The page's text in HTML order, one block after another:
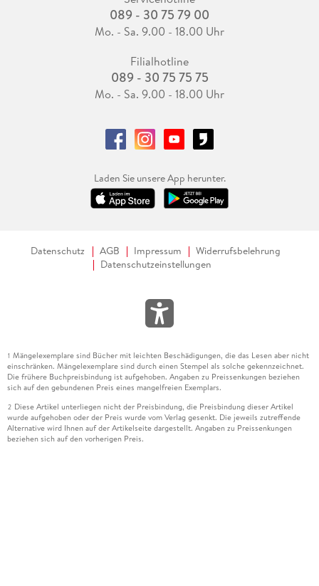
089 - 30 75 79 00
Mo. - Sa. 9.00 - 18.00 Uhr
Filialhotline
089 - 30 75 75 75
Mo. - Sa. 9.00 - 18.00 Uhr
Laden Sie unsere App herunter.
Datenschutz AGB Impressum
Widerrufsbelehrung
Datenschutzeinstellungen
1 Mängelexemplare sind Bücher mit leichten Beschädigungen, die das Lesen aber nicht
einschränken. Mängelexemplare sind durch einen Stempel als solche gekennzeichnet.
Die frühere Buchpreisbindung ist aufgehoben. Angaben zu Preissenkungen beziehen
sich auf den gebundenen Preis eines mangelfreien Exemplars.
2 Diese Artikel unterliegen nicht der Preisbindung, die Preisbindung dieser Artikel
wurde aufgehoben oder der Preis wurde vom Verlag gesenkt. Die jeweils zutreffende
Alternative wird Ihnen auf der Artikelseite dargestellt. Angaben zu Preissenkungen
beziehen sich auf den vorherigen Preis.